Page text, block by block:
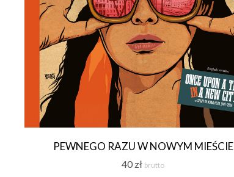
PEWNEGO RAZU W NOWYM MIEŚCIE
40 zł brutto